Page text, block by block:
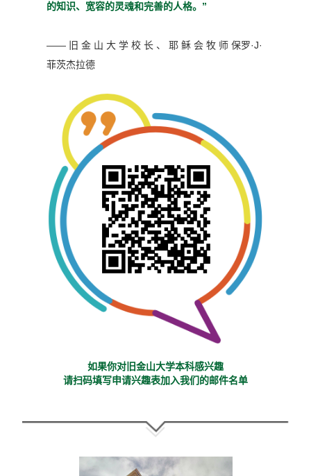
的知识、宽容的灵魂和完善的人格。”
—— 旧 金 山 大 学 校 长 、 耶 稣 会 牧 师 保罗·J·
菲茨杰拉德
如果你对旧金山大学本科感兴趣
请扫码填写申请兴趣表加入我们的邮件名单